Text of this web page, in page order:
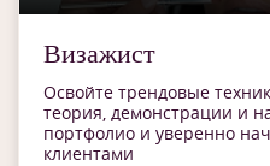
Визажист
Освойте трендовые
теория, демонстрации и
портфолио и уверенно
клиентами